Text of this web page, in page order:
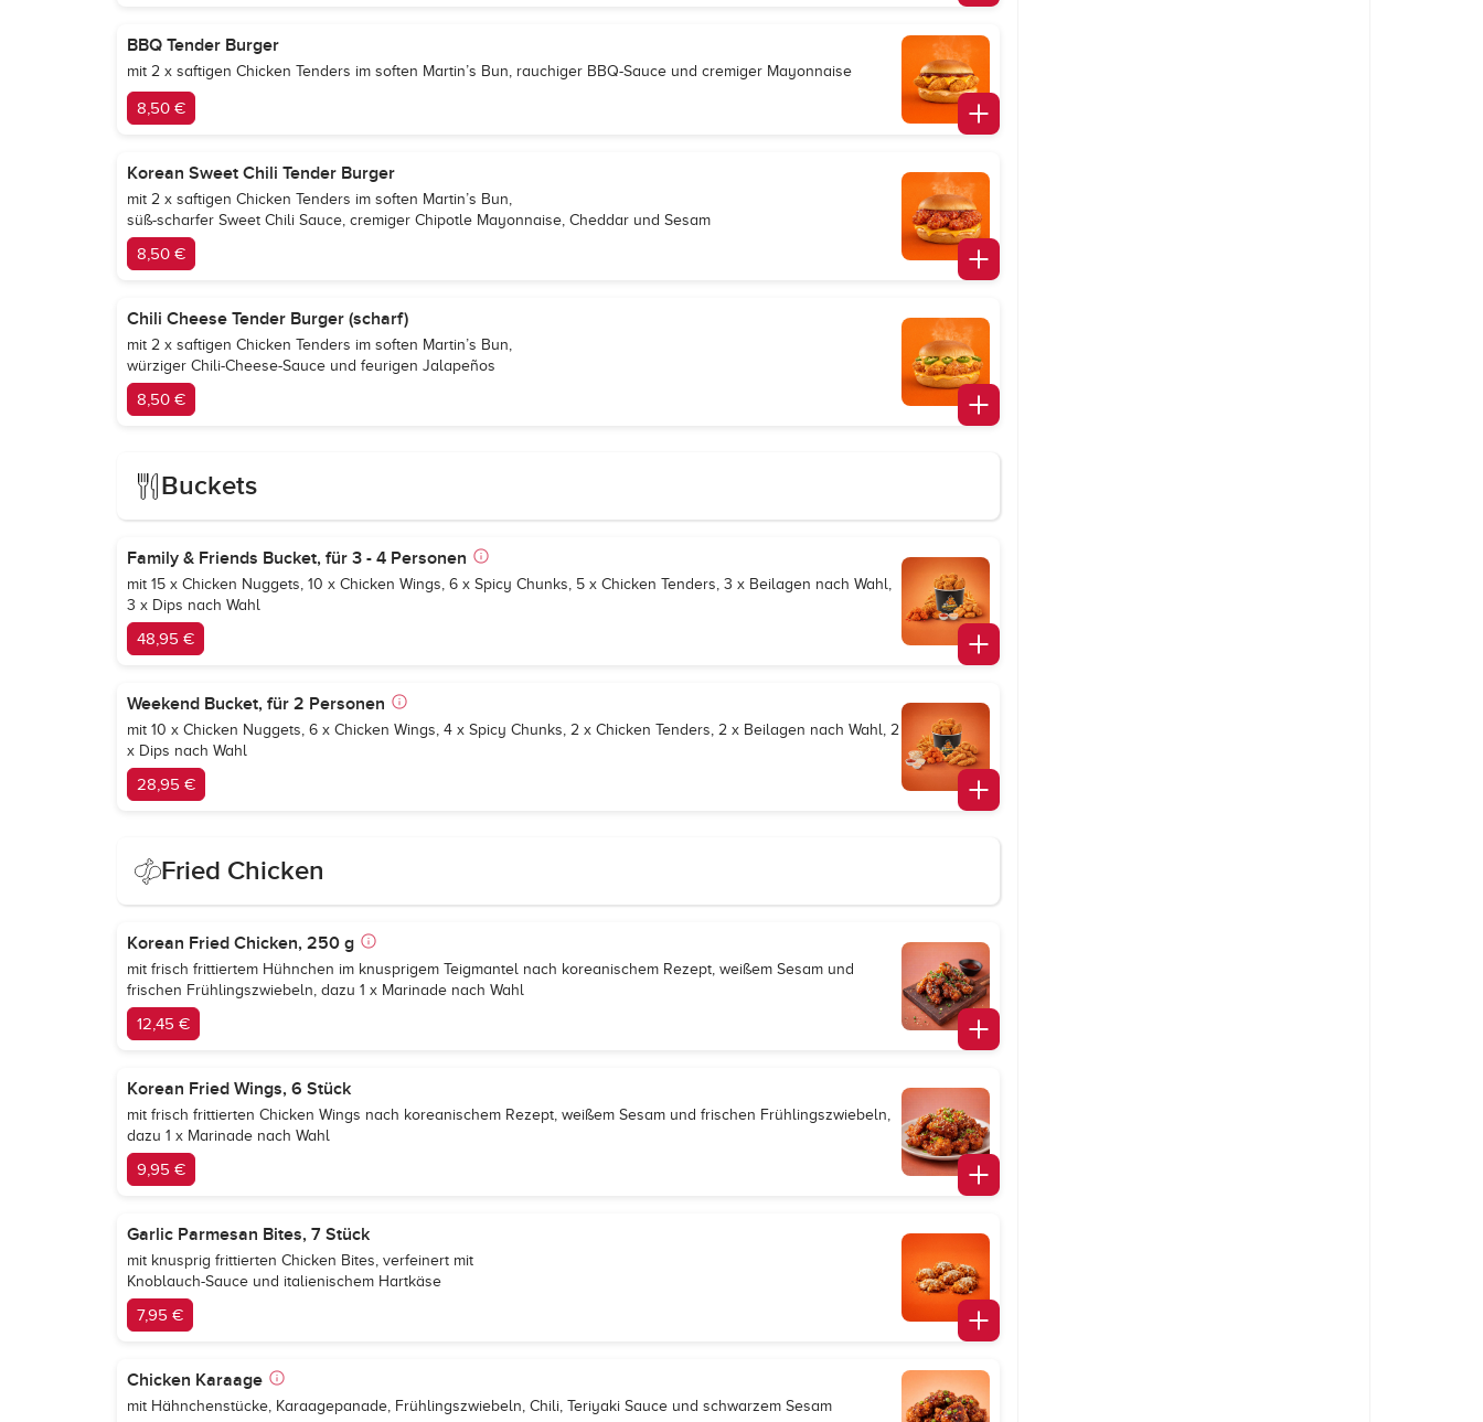
BBQ Tender Burger
mit 2 x saftigen Chicken Tenders im soften Martin’s Bun, rauchiger BBQ-Sauce und cremiger Mayonnaise
8,50 €
Korean Sweet Chili Tender Burger
mit 2 x saftigen Chicken Tenders im soften Martin’s Bun,
süß-scharfer Sweet Chili Sauce, cremiger Chipotle Mayonnaise, Cheddar und Sesam
8,50 €
Chili Cheese Tender Burger (scharf)
mit 2 x saftigen Chicken Tenders im soften Martin’s Bun,
würziger Chili-Cheese-Sauce und feurigen Jalapeños
8,50 €
Buckets
Family & Friends Bucket, für 3 - 4 Personen
mit 15 x Chicken Nuggets, 10 x Chicken Wings, 6 x Spicy Chunks, 5 x Chicken Tenders, 3 x Beilagen nach Wahl,
3 x Dips nach Wahl
48,95 €
Weekend Bucket, für 2 Personen
mit 10 x Chicken Nuggets, 6 x Chicken Wings, 4 x Spicy Chunks, 2 x Chicken Tenders, 2 x Beilagen nach Wahl, 2
x Dips nach Wahl
28,95 €
Fried Chicken
Korean Fried Chicken, 250 g
mit frisch frittiertem Hühnchen im knusprigem Teigmantel nach koreanischem Rezept, weißem Sesam und
frischen Frühlingszwiebeln, dazu 1 x Marinade nach Wahl
12,45 €
Korean Fried Wings, 6 Stück
mit frisch frittierten Chicken Wings nach koreanischem Rezept, weißem Sesam und frischen Frühlingszwiebeln,
dazu 1 x Marinade nach Wahl
9,95 €
Garlic Parmesan Bites, 7 Stück
mit knusprig frittierten Chicken Bites, verfeinert mit
Knoblauch-Sauce und italienischem Hartkäse
7,95 €
Chicken Karaage
mit Hähnchenstücke, Karaagepanade, Frühlingszwiebeln, Chili, Teriyaki Sauce und schwarzem Sesam